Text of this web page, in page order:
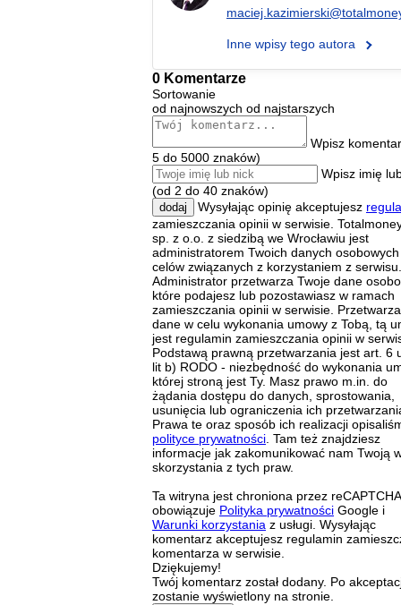
Inne wpisy tego autora
0 Komentarze
Sortowanie
od najnowszych od najstarszych
Wpisz
5 do 5000 znaków)
Wpisz imię
(od 2 do 40 znaków)
dodaj Wysyłając opinię akceptujesz
zamieszczania opinii w serwisie.
sp. z o.o. z siedzibą we Wrocławiu jest
administratorem Twoich danych
celów związanych z korzystaniem z serwisu.
Administrator przetwarza Twoje dane
które podajesz lub pozostawiasz w ramach
zamieszczania opinii w serwisie.
dane w celu wykonania umowy z Tobą, tą
jest regulamin zamieszczania opinii w
Podstawą prawną przetwarzania jest art. 6
lit b) RODO - niezbędność do wykonania
której stroną jest Ty. Masz prawo m.in. do
żądania dostępu do danych, sprostowania,
usunięcia lub ograniczenia ich
Prawa te oraz sposób ich realizacji
polityce prywatności. Tam też znajdziesz
informacje jak zakomunikować nam Twoją
skorzystania z tych praw.
Ta witryna jest chroniona przez
obowiązuje Polityka prywatności Google i
Warunki korzystania z usługi. Wysyłając
komentarz akceptujesz regulamin
komentarza w serwisie.
Dziękujemy!
Twój komentarz został dodany. Po
zostanie wyświetlony na stronie.